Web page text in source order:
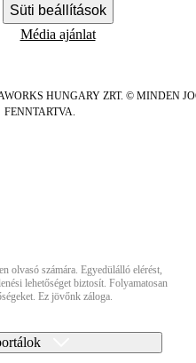
Süti beállítások
Média ajánlat
HUNGARY ZRT. © MINDEN
FENNTARTVA.
olvasó számára. Egyedülálló elérést,
lehetőséget biztosít. Folyamatosan
Ez jövőnk záloga.